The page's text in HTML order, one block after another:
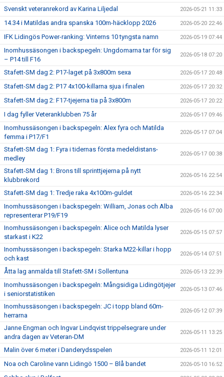
Svenskt veteranrekord av Karina Liljedal 2026-05-21 11:33
14.34 i Matildas andra spanska 100m-häcklopp 2026 2026-05-20 22:46
IFK Lidingös Power-ranking: Vinterns 10 tyngsta namn 2026-05-19 07:44
Inomhussäsongen i backspegeln: Ungdomarna tar för sig
– P14 till F16
2026-05-18 07:20
Stafett-SM dag 2: P17-laget på 3x800m sexa 2026-05-17 20:48
Stafett-SM dag 2: P17 4x100-killarna sjua i finalen 2026-05-17 20:32
Stafett-SM dag 2: F17-tjejerna tia på 3x800m 2026-05-17 20:22
I dag fyller Veteranklubben 75 år 2026-05-17 09:46
Inomhussäsongen i backspegeln: Alex fyra och Matilda
femma i P17/F1
2026-05-17 07:04
Stafett-SM dag 1: Fyra i tidernas första medeldistans-
medley
2026-05-17 00:38
Stafett-SM dag 1: Brons till sprinttjejerna på nytt
klubbrekord
2026-05-16 22:54
Stafett-SM dag 1: Tredje raka 4x100m-guldet 2026-05-16 22:34
Inomhussäsongen i backspegeln: William, Jonas och Alba
representerar P19/F19
2026-05-16 07:00
Inomhussäsongen i backspegeln: Alice och Matilda lyser
starkast i K22
2026-05-15 07:57
Inomhussäsongen i backspegeln: Starka M22-killar i hopp
och kast
2026-05-14 07:51
Åtta lag anmälda till Stafett-SM i Sollentuna 2026-05-13 22:39
Inomhussäsongen i backspegeln: Mångsidiga Lidingötjejer
i seniorstatistiken
2026-05-13 07:46
Inomhussäsongen i backspegeln: JC i topp bland 60m-
herrarna
2026-05-12 07:39
Janne Engman och Ingvar Lindqvist trippelsegrare under
andra dagen av Veteran-DM
2026-05-11 13:25
Malin över 6 meter i Danderydsspelen 2026-05-11 12:01
Noa och Caroline vann Lidingö 1500 – Blå bandet 2026-05-10 16:52